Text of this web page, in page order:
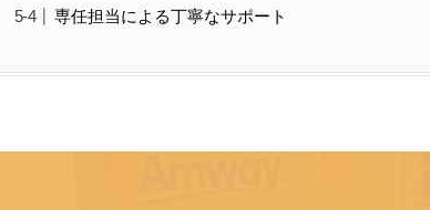
専任担当による丁寧なサポート